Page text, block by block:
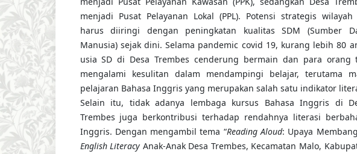
menjadi Pusat Pelayanan Lokal (PPL). Potensi strategis
harus diiringi dengan peningkatan kualitas SDM (Sumber
Manusia) sejak dini. Selama pandemic covid 19, kurang lebih 80
usia SD di Desa Trembes cenderung bermain dan para orang
mengalami kesulitan dalam mendampingi belajar, terutama
pelajaran Bahasa Inggris yang merupakan salah satu indikator
Selain itu, tidak adanya lembaga kursus Bahasa Inggris di
Trembes juga berkontribusi terhadap rendahnya literasi
Inggris. Dengan mengambil tema “Reading Aloud: Upaya
English Literacy Anak-Anak Desa Trembes, Kecamatan Malo,